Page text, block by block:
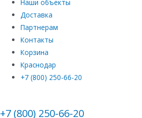
Наши объекты
Доставка
Партнерам
Контакты
Корзина
Краснодар
+7 (800) 250-66-20
+7 (800) 250-66-20